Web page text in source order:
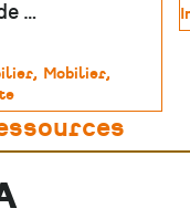
…
Mobilier